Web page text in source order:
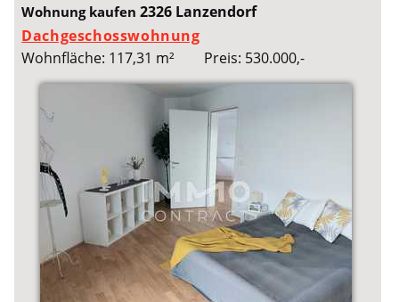
Wohnung kaufen2326 Lanzendorf
Dachgeschosswohnung
Wohnfläche: 117,31 m²
Preis: 530.000,-